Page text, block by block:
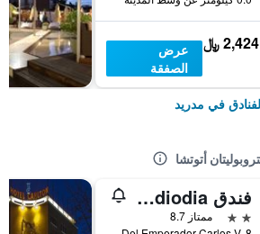
2,424 ﷼
عرض
الصفقة
في مدريد
أتوتشا
فندق Mediodia
2 نجمتين
ممتاز 8.7